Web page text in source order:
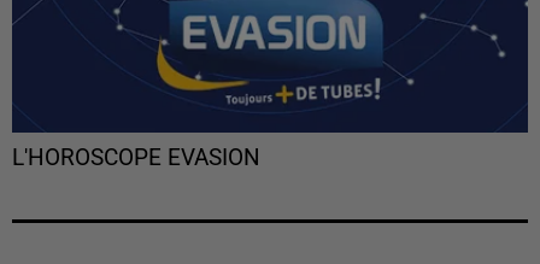
L'HOROSCOPE EVASION